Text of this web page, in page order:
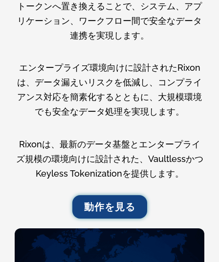
トークンへ置き換えることで、システム、アプ
リケーション、ワークフロー間で安全なデータ
連携を実現します。
エンタープライズ環境向けに設計されたRixon
は、データ漏えいリスクを低減し、コンプライ
アンス対応を簡素化するとともに、大規模環境
でも安全なデータ処理を実現します。
Rixonは、最新のデータ基盤とエンタープライ
ズ規模の環境向けに設計された、Vaultlessかつ
Keyless Tokenizationを提供します。
動作を見る